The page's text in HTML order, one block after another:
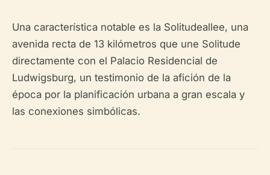
Una característica notable es la Solitudeallee, una
avenida recta de 13 kilómetros que une Solitude
directamente con el Palacio Residencial de
Ludwigsburg, un testimonio de la afición de la
época por la planificación urbana a gran escala y
las conexiones simbólicas.